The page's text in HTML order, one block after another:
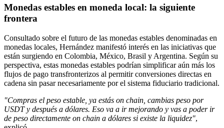
Monedas estables en moneda local: la siguiente
frontera
Consultado sobre el futuro de las monedas estables denominadas en
monedas locales, Hernández manifestó interés en las iniciativas que
están surgiendo en Colombia, México, Brasil y Argentina. Según su
perspectiva, estas monedas estables podrían simplificar aún más los
flujos de pago transfronterizos al permitir conversiones directas en
cadena sin pasar necesariamente por el sistema fiduciario tradicional.
"Compras el peso estable, ya estás on chain, cambias peso por
USDT y después a dólares. Eso va a ir mejorando y vas a poder ir
de peso directamente on chain a dólares si existe la liquidez",